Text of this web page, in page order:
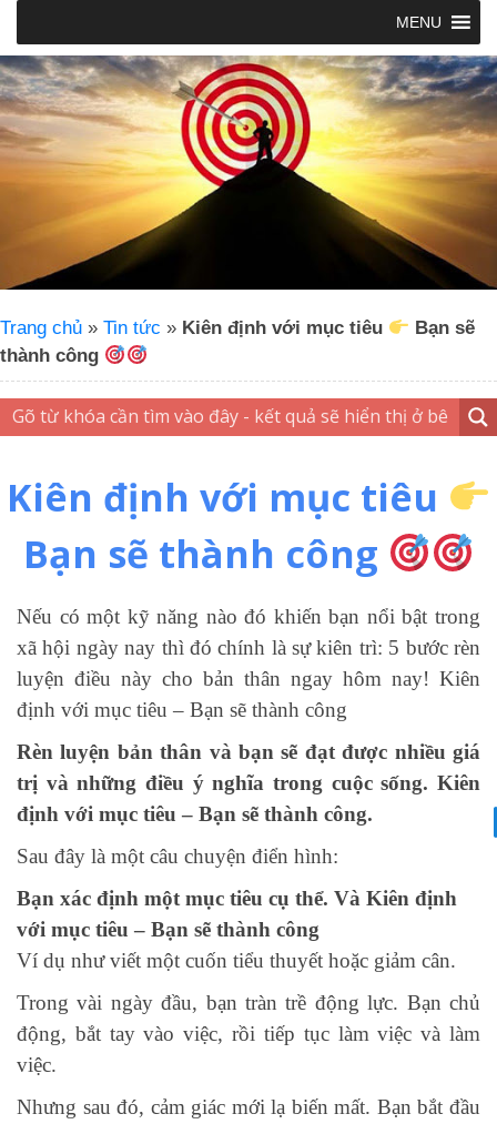
MENU
Trang chủ » Tin tức » Kiên định với mục tiêu
Bạn sẽ
thành công
Kiên định với mục tiêu
Bạn sẽ thành công
Nếu có một kỹ năng nào đó khiến bạn nổi bật trong
xã hội ngày nay thì đó chính là sự kiên trì: 5 bước rèn
luyện điều này cho bản thân ngay hôm nay! Kiên
định với mục tiêu – Bạn sẽ thành công
Rèn luyện bản thân và bạn sẽ đạt được nhiều giá
trị và những điều ý nghĩa trong cuộc sống. Kiên
định với mục tiêu – Bạn sẽ thành công.
Sau đây là một câu chuyện điển hình:
Bạn xác định một mục tiêu cụ thể. Và Kiên định
với mục tiêu – Bạn sẽ thành công
Ví dụ như viết một cuốn tiểu thuyết hoặc giảm cân.
Trong vài ngày đầu, bạn tràn trề động lực. Bạn chủ
động, bắt tay vào việc, rồi tiếp tục làm việc và làm
việc.
Nhưng sau đó, cảm giác mới lạ biến mất. Bạn bắt đầu